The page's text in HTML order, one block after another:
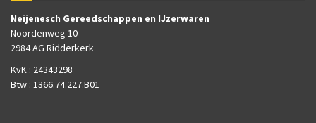
Neijenesch Gereedschappen en IJzerwaren
Noordenweg 10
2984 AG Ridderkerk
KvK : 24343298
Btw : 1366.74.227.B01